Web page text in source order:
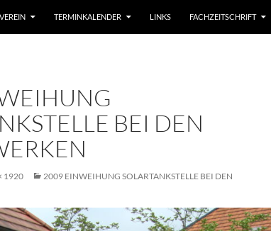
TERMINKALENDER LINKS FACHZEITSCHRIFT
BEI DEN
1920
2009 EINWEIHUNG SOLARTANKSTELLE BEI DEN